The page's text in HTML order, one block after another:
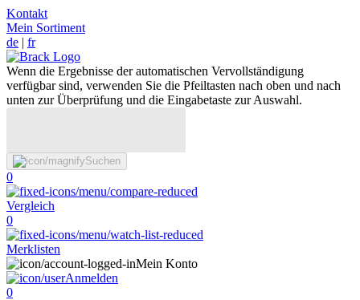
Kontakt
Mein Sortiment
de | fr
Wenn die Ergebnisse der automatischen Vervollständigung
verfügbar sind, verwenden Sie die Pfeiltasten nach oben und nach
unten zur Überprüfung und die Eingabetaste zur Auswahl.
Suchen
0
Vergleich
0
Merklisten
Mein Konto
Anmelden
0